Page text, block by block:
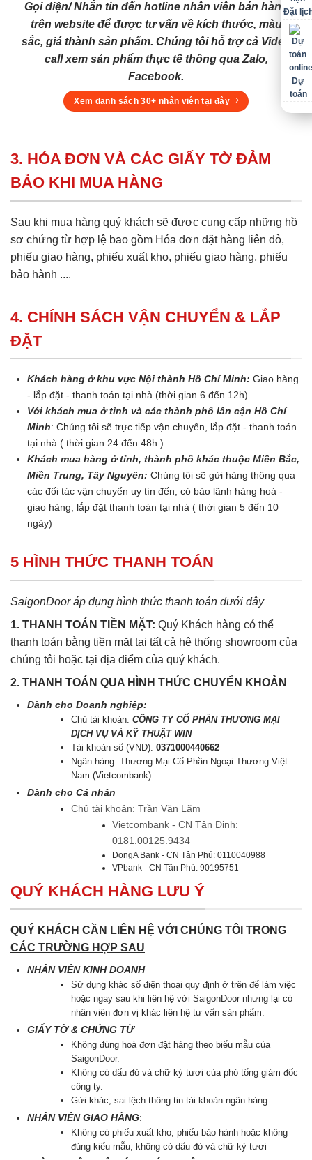
Gọi điện/ Nhắn tin đến hotline nhân viên bán hàng
trên website để được tư vấn về kích thước, màu
sắc, giá thành sản phẩm. Chúng tôi hỗ trợ cả Video
call xem sản phẩm thực tế thông qua Zalo,
Facebook.
Xem danh sách 30+ nhân viên tại đây
3. HÓA ĐƠN VÀ CÁC GIẤY TỜ ĐẢM
BẢO KHI MUA HÀNG
Sau khi mua hàng quý khách sẽ được cung cấp những hồ
sơ chứng từ hợp lệ bao gồm Hóa đơn đặt hàng liên đỏ,
phiếu giao hàng, phiếu xuất kho, phiếu giao hàng, phiếu
bảo hành ....
4. CHÍNH SÁCH VẬN CHUYỂN & LẮP
ĐẶT
Khách hàng ở khu vực Nội thành Hồ Chí Minh: Giao hàng
- lắp đặt - thanh toán tại nhà (thời gian 6 đến 12h)
Với khách mua ở tỉnh và các thành phố lân cận Hồ Chí
Minh: Chúng tôi sẽ trực tiếp vận chuyển, lắp đặt - thanh toán
tại nhà ( thời gian 24 đến 48h )
Khách mua hàng ở tỉnh, thành phố khác thuộc Miền Bắc,
Miền Trung, Tây Nguyên: Chúng tôi sẽ gửi hàng thông qua
các đối tác vận chuyển uy tín đến, có bảo lãnh hàng hoá -
giao hàng, lắp đặt thanh toán tại nhà ( thời gian 5 đến 10
ngày)
5 HÌNH THỨC THANH TOÁN
SaigonDoor áp dụng hình thức thanh toán dưới đây
1. THANH TOÁN TIỀN MẶT: Quý Khách hàng có thể
thanh toán bằng tiền mặt tại tất cả hệ thống showroom của
chúng tôi hoặc tại địa điểm của quý khách.
2. THANH TOÁN QUA HÌNH THỨC CHUYỂN KHOẢN
Dành cho Doanh nghiệp:
Chủ tài khoản:CÔNG TY CỔ PHẦN THƯƠNG MẠI
DỊCH VỤ VÀ KỸ THUẬT WIN
Tài khoản số (VND):0371000440662
Ngân hàng: Thương Mại Cổ Phần Ngoại Thương Việt
Nam (Vietcombank)
Dành cho Cá nhân
Chủ tài khoản: Trần Văn Lãm
Vietcombank - CN Tân Định:
0181.00125.9434
DongA Bank - CN Tân Phú: 0110040988
VPbank - CN Tân Phú: 90195751
QUÝ KHÁCH HÀNG LƯU Ý
QUÝ KHÁCH CẦN LIÊN HỆ VỚI CHÚNG TÔI TRONG
CÁC TRƯỜNG HỢP SAU
NHÂN VIÊN KINH DOANH
Sử dụng khác số điện thoại quy định ở trên để làm việc
hoặc ngay sau khi liên hệ với SaigonDoor nhưng lại có
nhân viên đơn vị khác liên hệ tư vấn sản phẩm.
GIẤY TỜ & CHỨNG TỪ
Không đúng hoá đơn đặt hàng theo biểu mẫu của
SaigonDoor.
Không có dấu đỏ và chữ ký tươi của phó tổng giám đốc
công ty.
Gửi khác, sai lệch thông tin tài khoản ngân hàng
NHÂN VIÊN GIAO HÀNG:
Không có phiếu xuất kho, phiếu bảo hành hoặc không
đúng kiểu mẫu, không có dấu đỏ và chữ kỷ tươi
Đặt
Dự
toán